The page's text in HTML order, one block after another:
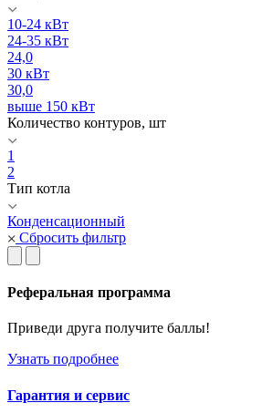
10-24 кВт
24-35 кВт
24,0
30 кВт
30,0
выше 150 кВт
Количество контуров, шт
1
2
Тип котла
Конденсационный
Сбросить фильтр
Реферальная программа
Приведи друга получите баллы!
Узнать подробнее
Гарантия и сервис